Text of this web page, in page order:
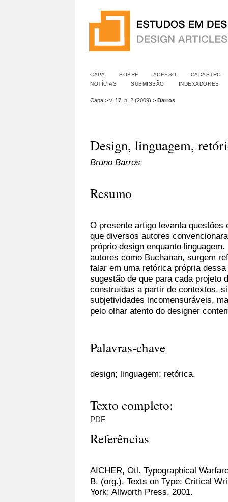
CAPA SOBRE ACESSO
CADASTRO
NOTÍCIAS
SUBMISSÃO INDEXADORES
Capa > v. 17, n. 2 (2009) > Barros
Design, linguagem,
Bruno Barros
Resumo
O presente artigo levanta
que diversos autores
próprio design enquanto
autores como Buchanan, surgem
falar em uma retórica própria
sugestão de que para cada projeto
construídas a partir de contextos,
subjetividades incomensuráveis,
pelo olhar atento do designer
Palavras-chave
design; linguagem; retórica.
Texto completo:
PDF
Referências
AICHER, Otl. Typographical
B. (org.). Texts on Type: Critical
York: Allworth Press, 2001.